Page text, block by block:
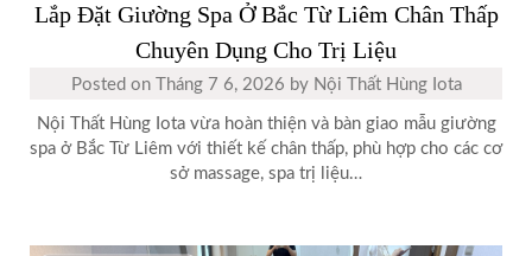
Lắp Đặt Giường Spa Ở Bắc Từ Liêm Chân Thấp
Chuyên Dụng Cho Trị Liệu
Posted on Tháng 7 6, 2026 by Nội Thất Hùng Iota
Nội Thất Hùng Iota vừa hoàn thiện và bàn giao mẫu giường
spa ở Bắc Từ Liêm với thiết kế chân thấp, phù hợp cho các cơ
sở massage, spa trị liệu…